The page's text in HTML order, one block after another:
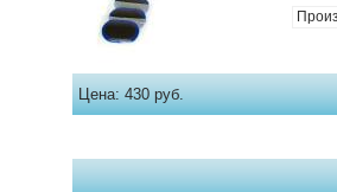
Цена: 430 руб.
Страницы